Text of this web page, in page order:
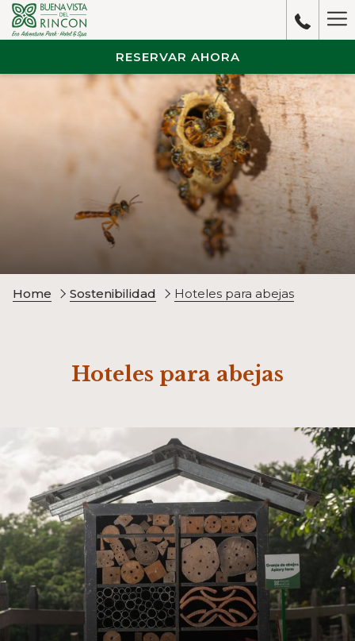
RESERVAR AHORA
Home Sostenibilidad Hoteles para abejas
Hoteles para abejas